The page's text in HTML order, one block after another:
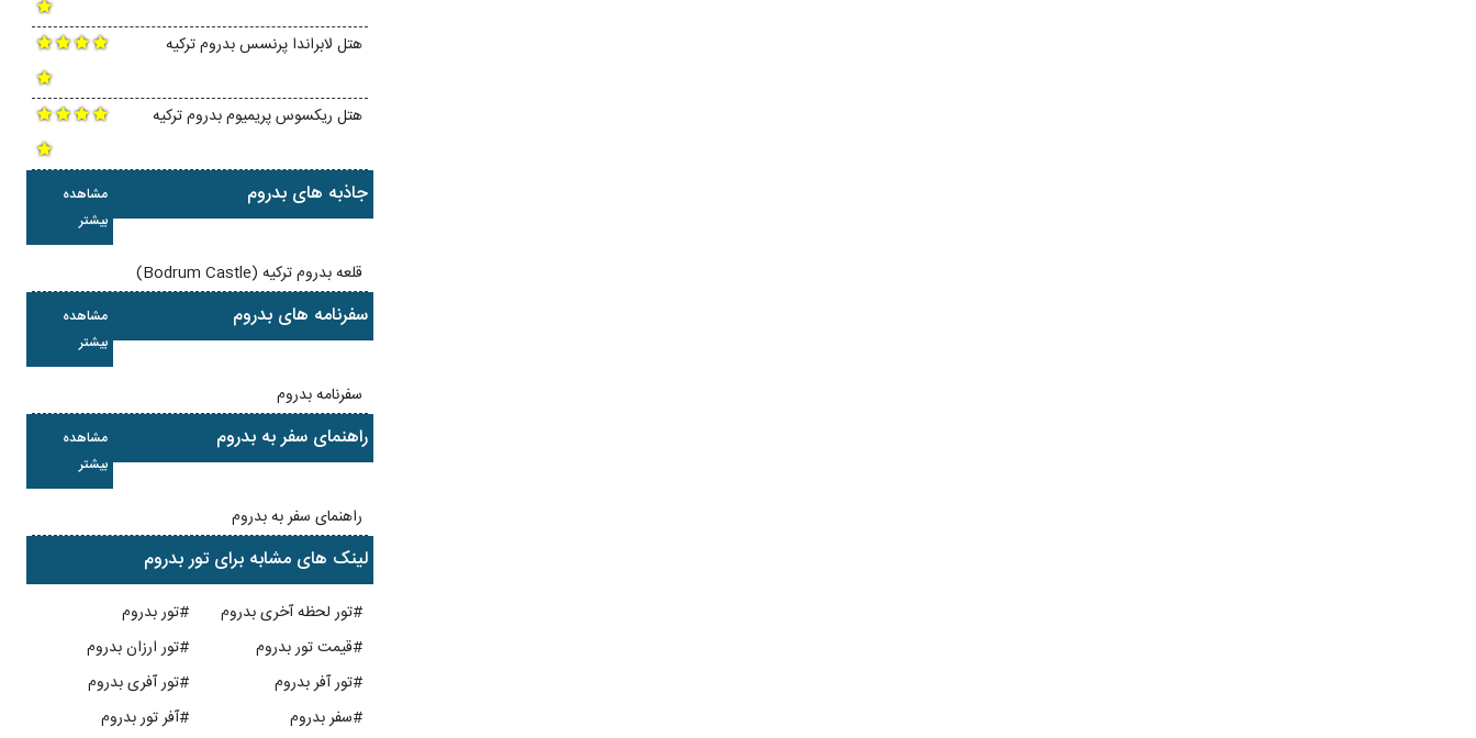
هتل لابراندا پرنسس بدروم ترکیه
هتل ریکسوس پریمیوم بدروم ترکیه
مشاهده
بیشتر
جاذبه های بدروم
قلعه بدروم ترکیه (Bodrum Castle)
مشاهده
بیشتر
سفرنامه های بدروم
سفرنامه بدروم
مشاهده
بیشتر
راهنمای سفر به بدروم
راهنمای سفر به بدروم
لینک های مشابه برای تور بدروم
#تور بدروم
#تور لحظه آخری بدروم
#تور ارزان بدروم
#قیمت تور بدروم
#تور آفری بدروم
#تور آفر بدروم
#آفر تور بدروم
#سفر بدروم